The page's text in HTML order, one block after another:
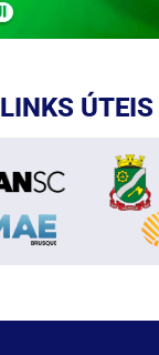
LINKS ÚTEIS